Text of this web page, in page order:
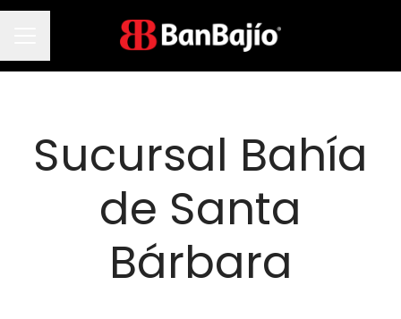
Menú de empleo
Sucursal Bahía
de Santa
Bárbara